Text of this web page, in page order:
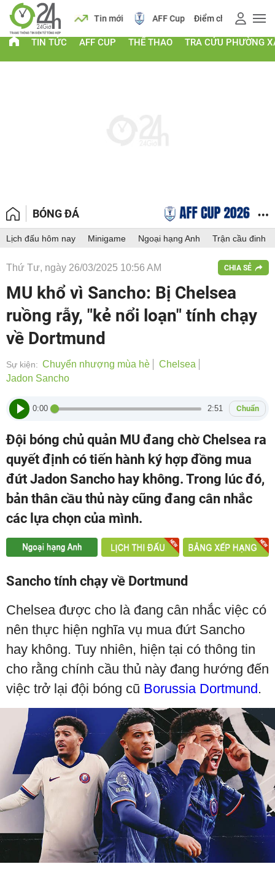
Lịch Tin mới AFF Cup Điểm chuẩn 2026
TIN TỨC AFF CUP THỂ THAO TRA CỨU PHƯỜNG
BÓNG ĐÁ
Lịch đấu hôm nay Minigame Ngoại hạng Anh Trận cầu đinh
Thứ Tư, ngày 26/03/2025 10:56 AM CHIA SẺ
MU khổ vì Sancho: Bị Chelsea
ruồng rẫy, "kẻ nổi loạn" tính chạy
về Dortmund
Sự kiện: Chuyển nhượng mùa hè
Chelsea
Jadon Sancho
0:00 2:51 Chuẩn
Đội bóng chủ quản MU đang chờ Chelsea ra
quyết định có tiến hành ký hợp đồng mua
đứt Jadon Sancho hay không. Trong lúc đó,
bản thân cầu thủ này cũng đang cân nhắc
các lựa chọn của mình.
Sancho tính chạy về Dortmund
Chelsea được cho là đang cân nhắc việc có
nên thực hiện nghĩa vụ mua đứt Sancho
hay không. Tuy nhiên, hiện tại có thông tin
cho rằng chính cầu thủ này đang hướng đến
việc trở lại đội bóng cũ Borussia Dortmund .